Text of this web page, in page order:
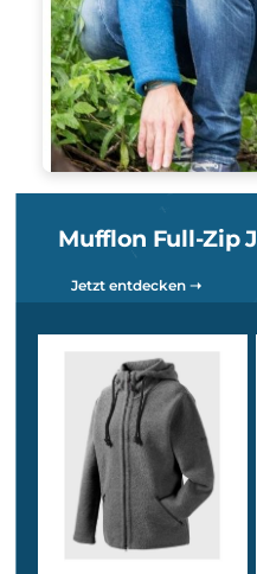
atmungsaktiv und
W100 – vielseitig &
Die hochwertigen
Mu-Nele und Mu-Line–
Jacken, welche rund um
Mu-Mia und Mu-Line sind
Im W300 Material gibt es
taillierten Schnitt
nachhaltig warm
hält.
Mu-Luise. Mu-Caro ist
Luise hingegen bietet